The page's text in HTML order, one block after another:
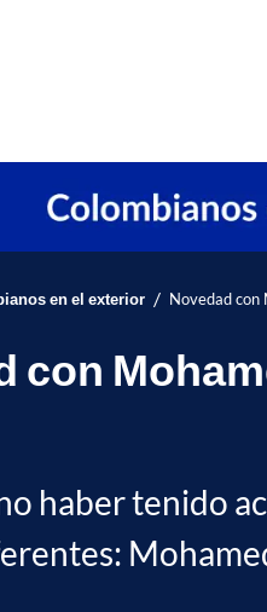
en el exterior / Novedad con
con
haber tenido